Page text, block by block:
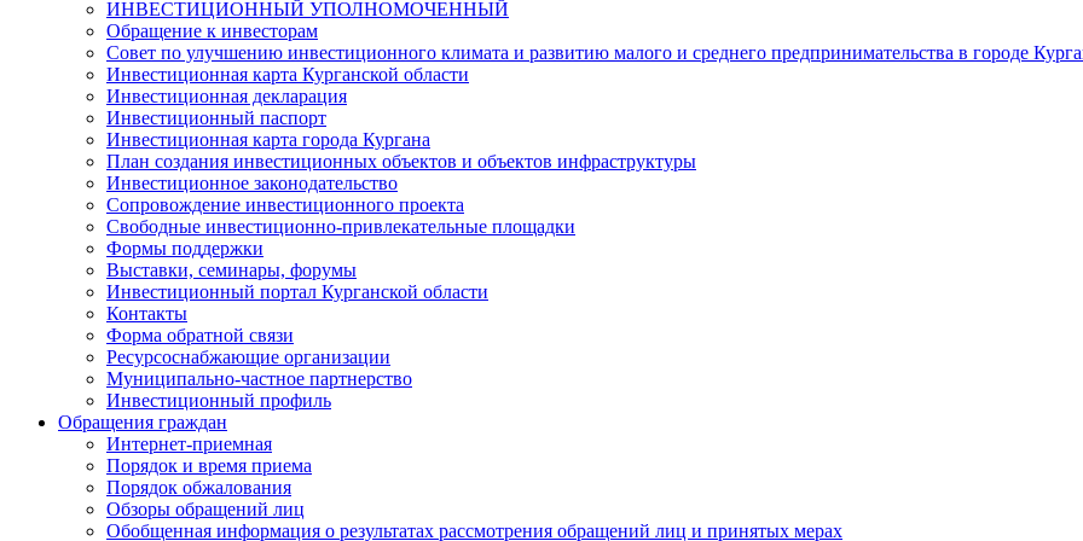
ИНВЕСТИЦИОННЫЙ УПОЛНОМОЧЕННЫЙ
Обращение к инвесторам
Совет по улучшению инвестиционного климата и развитию малого и среднего предпринимательства в городе
Инвестиционная карта Курганской области
Инвестиционная декларация
Инвестиционный паспорт
Инвестиционная карта города Кургана
План создания инвестиционных объектов и объектов инфраструктуры
Инвестиционное законодательство
Сопровождение инвестиционного проекта
Свободные инвестиционно-привлекательные площадки
Формы поддержки
Выставки, семинары, форумы
Инвестиционный портал Курганской области
Контакты
Форма обратной связи
Ресурсоснабжающие организации
Муниципально-частное партнерство
Инвестиционный профиль
Обращения граждан
Интернет-приемная
Порядок и время приема
Порядок обжалования
Обзоры обращений лиц
Обобщенная информация о результатах рассмотрения обращений лиц и принятых мерах